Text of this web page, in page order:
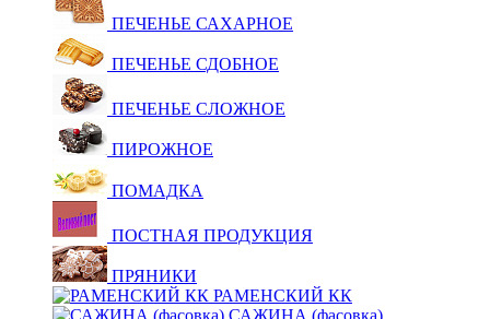
ПЕЧЕНЬЕ САХАРНОЕ
ПЕЧЕНЬЕ СДОБНОЕ
ПЕЧЕНЬЕ СЛОЖНОЕ
ПИРОЖНОЕ
ПОМАДКА
ПОСТНАЯ ПРОДУКЦИЯ
ПРЯНИКИ
РАМЕНСКИЙ КК
САЖИНА (фасовка)